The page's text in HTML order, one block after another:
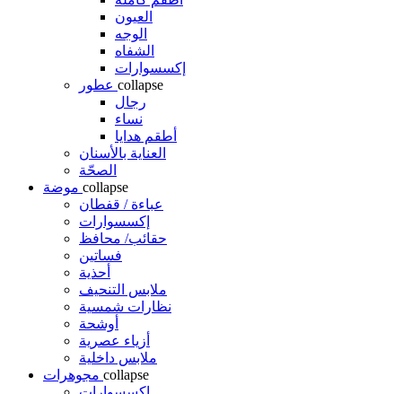
العيون
الوجه
الشفاه
إكسسوارات
عطور collapse
رجال
نساء
أطقم هدايا
العناية بالأسنان
الصحّة
موضة collapse
عباءة / قفطان
إكسسوارات
حقائب/ محافظ
فساتين
أحذية
ملابس التنحيف
نظارات شمسية
أوشحة
أزياء عصرية
ملابس داخلية
مجوهرات collapse